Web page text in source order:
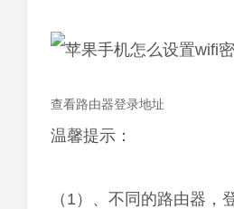
查看路由器登录地址
温馨提示：
（1）、不同的路由器，